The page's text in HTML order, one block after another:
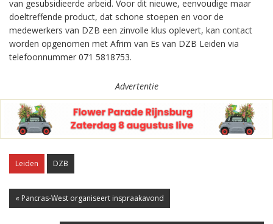
van gesubsidieerde arbeid. Voor dit nieuwe, eenvoudige maar
doeltreffende product, dat schone stoepen en voor de
medewerkers van DZB een zinvolle klus oplevert, kan contact
worden opgenomen met Afrim van Es van DZB Leiden via
telefoonnummer 071 5818753.
Advertentie
Leiden DZB
« Pancras-West organiseert inspraakavond